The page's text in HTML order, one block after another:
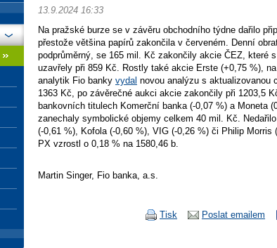
13.9.2024 16:33
Na pražské burze se v závěru obchodního týdne dařilo
přestože většina papírů zakončila v červeném. Denní
podprůměrný, se 165 mil. Kč zakončily akcie ČEZ, které
uzavřely při 859 Kč. Rostly také akcie Erste (+0,75 %),
analytik Fio banky vydal novou analýzu s aktualizovanou
1363 Kč, po závěrečné aukci akcie zakončily při 1203,5
bankovních titulech Komerční banka (-0,07 %) a Moneta
zanechaly symbolické objemy celkem 40 mil. Kč.
(-0,61 %), Kofola (-0,60 %), VIG (-0,26 %) či Philip Morris
PX vzrostl o 0,18 % na 1580,46 b.
Martin Singer, Fio banka, a.s.
Poslat emailem
Tisk